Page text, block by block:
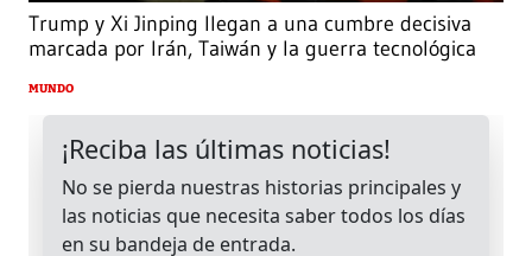
Trump y Xi Jinping llegan a una cumbre decisiva
marcada por Irán, Taiwán y la guerra tecnológica
MUNDO